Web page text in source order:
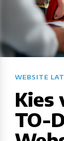
WEBSITE
Kies
TO-